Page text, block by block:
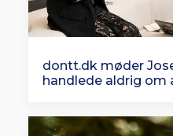
dontt.dk møder
handlede aldrig om